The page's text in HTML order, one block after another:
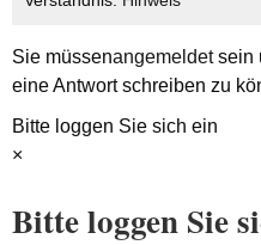
Sie müssenangemeldetsein
eine Antwort schreiben zu
Bitte loggen Sie sich ein
×
Bitte loggen Sie